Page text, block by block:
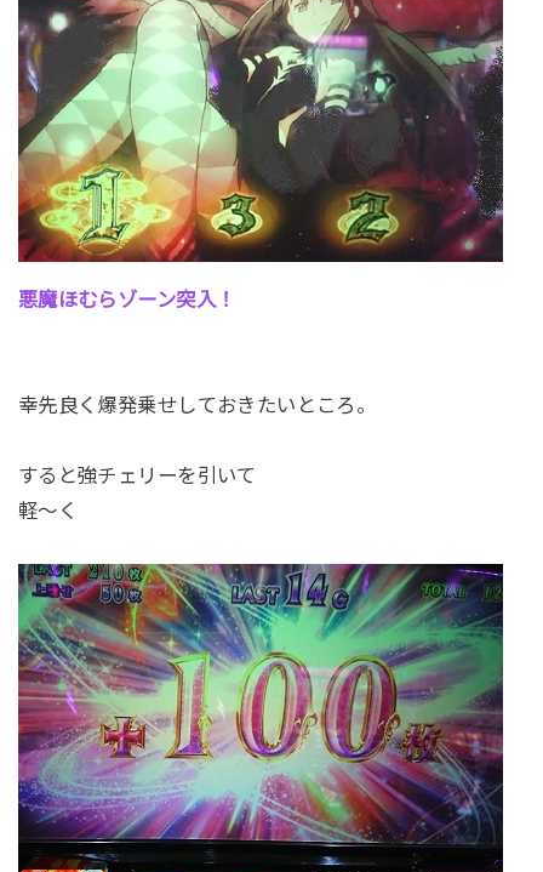
悪魔ほむらゾーン突入！
幸先良く爆発乗せしておきたいところ。
すると強チェリーを引いて
軽～く